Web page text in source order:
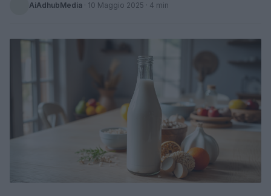
AiAdhubMedia · 10 Maggio 2025 · 4 min